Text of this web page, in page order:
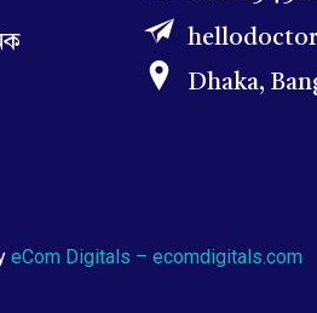
Dhaka,
eCom Digitals – ecomdigitals.com